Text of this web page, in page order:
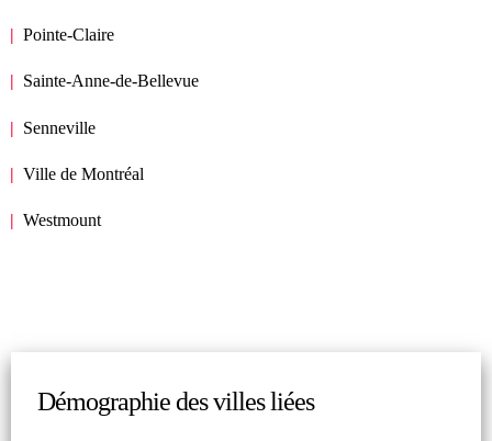
Pointe-Claire
Sainte-Anne-de-Bellevue
Senneville
Ville de Montréal
Westmount
Démographie des villes liées